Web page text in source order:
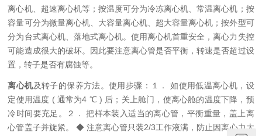
离心机、超速离心机等；按温度可分为冷冻离心机、常温离心机；按
容量可分为微量离心机、大容量离心机、超大容量离心机；按外型可
分为台式离心机、落地式离心机。使用离心机首重安全，离心力失控
可能造成很大的破坏。因此要注意离心管是否平衡，转速是否超过设
置，转子是否有腐蚀等。
离心机及转子的保养方法。使用步骤：
１． 如使用低温离心机，设
定使用温度 ( 通常为4 ℃ ) 后；关上舱门，使离心舱的温度下降，预
冷时间要充足。
２． 把样本装入适当的离心管，平衡重量，盖上离
心管盖子并旋紧。 ◆注意离心管只装2/3工作液满，防止因离心力太